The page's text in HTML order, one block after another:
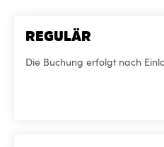
REGULÄR
Die Buchung erfolgt nach